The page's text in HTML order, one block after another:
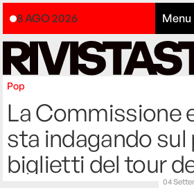
8 AGO 2026 Menu
Pop
La Commissione
sta indagando sul
biglietti del tour
04